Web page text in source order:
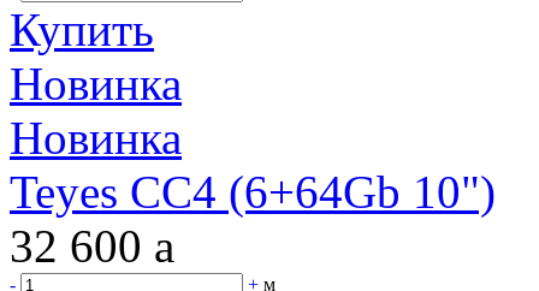
Купить
Новинка
Новинка
Teyes CC4 (6+64Gb 10")
32 600 a
- + м